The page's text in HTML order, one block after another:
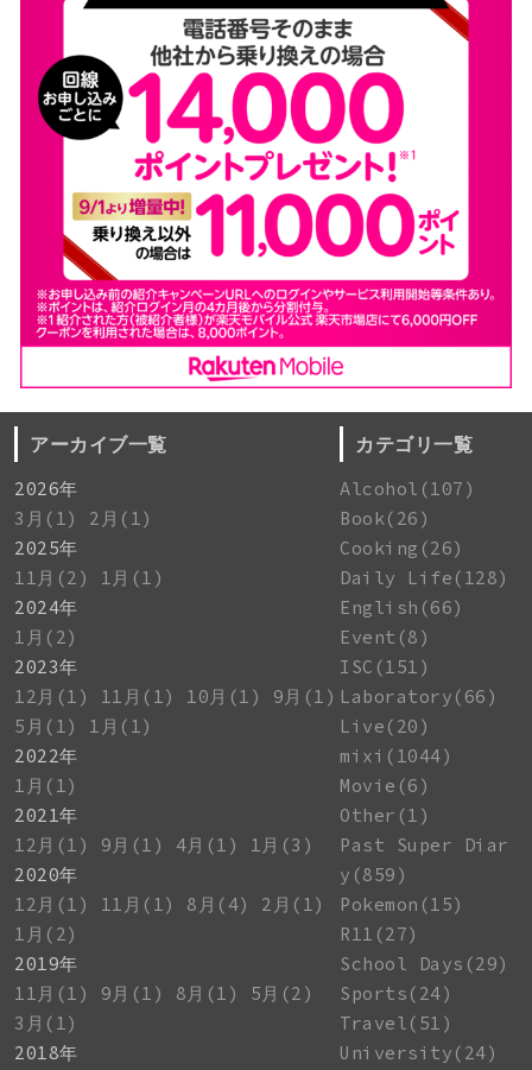
アーカイブ一覧
2026年
3月(1)
2月(1)
2025年
11月(2)
1月(1)
2024年
1月(2)
2023年
12月(1)
11月(1) 10月(1)
9月(1)
5月(1)
1月(1)
2022年
1月(1)
2021年
12月(1)
9月(1) 4月(1)
1月(3)
2020年
12月(1)
11月(1) 8月(4)
2月(1)
1月(2)
2019年
11月(1)
9月(1) 8月(1)
5月(2)
3月(1)
2018年
カテゴリ一覧
Alcohol(107)
Book(26)
Cooking(26)
Daily Life(128)
English(66)
Event(8)
ISC(151)
Laboratory(66)
Live(20)
mixi(1044)
Movie(6)
Other(1)
Past Super Diar
y(859)
Pokemon(15)
R11(27)
School Days(29)
Sports(24)
Travel(51)
University(24)